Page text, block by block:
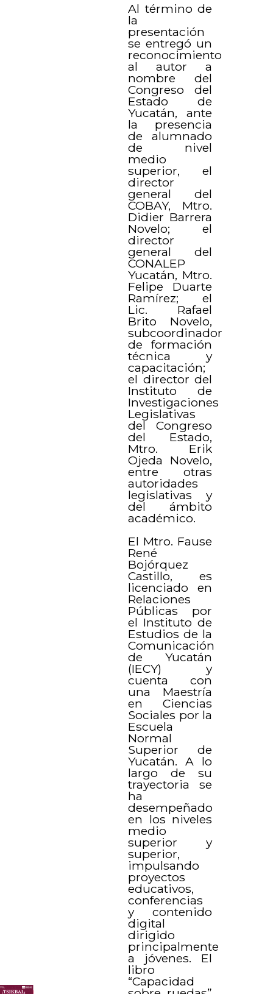
Al término de
la
presentación
se entregó un
reconocimiento
al autor a
nombre del
Congreso del
Estado de
Yucatán, ante
la presencia
de alumnado
de nivel
medio
superior, el
director
general del
COBAY, Mtro.
Didier Barrera
Novelo; el
director
general del
CONALEP
Yucatán, Mtro.
Felipe Duarte
Ramírez; el
Lic. Rafael
Brito Novelo,
subcoordinador
de formación
técnica y
capacitación;
el director del
Instituto de
Investigaciones
Legislativas
del Congreso
del Estado,
Mtro. Erik
Ojeda Novelo,
entre otras
autoridades
legislativas y
del ámbito
académico.
El Mtro. Fause
René
Bojórquez
Castillo, es
licenciado en
Relaciones
Públicas por
el Instituto de
Estudios de la
Comunicación
de Yucatán
(IECY) y
cuenta con
una Maestría
en Ciencias
Sociales por la
Escuela
Normal
Superior de
Yucatán. A lo
largo de su
trayectoria se
ha
desempeñado
en los niveles
medio
superior y
superior,
impulsando
proyectos
educativos,
conferencias
y contenido
digital
dirigido
principalmente
a jóvenes. El
libro
“Capacidad